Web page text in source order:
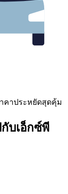
คาประหยัดสุดคุ้ม
บเอ็กซ์พี